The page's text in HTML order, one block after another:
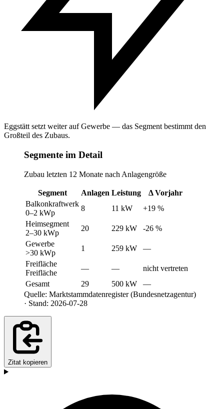
Eggstätt setzt weiter auf Gewerbe — das Segment bestimmt den
Großteil des Zubaus.
Segmente im Detail
Zubau letzten 12 Monate nach Anlagengröße
Segment Anlagen Leistung
Δ Vorjahr
Balkonkraftwerk
0–2 kWp
8 11 kW
+19 %
Heimsegment
2–30 kWp
20 229 kW
-26 %
Gewerbe
>30 kWp
1 259 kW
—
Freifläche
Freifläche
— —
nicht vertreten
Gesamt
29 500 kW
—
Quelle: Marktstammdatenregister (Bundesnetzagentur)
· Stand: 2026-07-28
Zitat kopieren